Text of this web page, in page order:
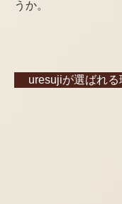
うか。
uresujiが選ばれ